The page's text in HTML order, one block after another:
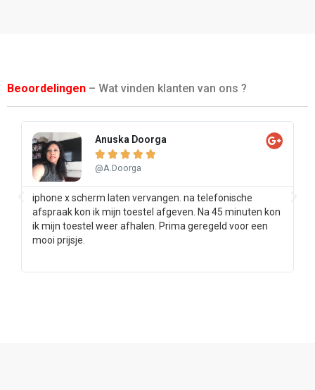
Beoordelingen – Wat vinden klanten van ons ?
Anuska Doorga
    
@A.Doorga
iphone x scherm laten vervangen. na telefonische
afspraak kon ik mijn toestel afgeven. Na 45 minuten kon
ik mijn toestel weer afhalen. Prima geregeld voor een
mooi prijsje.